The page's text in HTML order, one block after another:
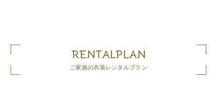
RENTALPLAN
ご家族の衣装レンタルプラン